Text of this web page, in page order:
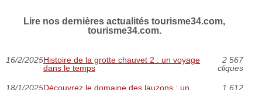
Lire nos dernières actualités tourisme34.com,
tourisme34.com.
16/2/2025Histoire de la grotte chauvet 2 : un voyage
dans le temps
2 567
cliques
18/1/2025Découvrez le domaine des lauzons : un
1 612